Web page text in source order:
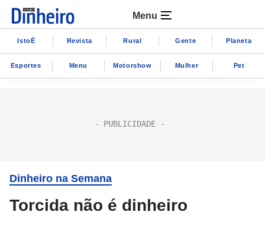
Menu
IstoÉ Revista Rural Gente Planeta
Esportes Menu Motorshow Mulher Pet
Dinheiro na Semana
Torcida não é dinheiro